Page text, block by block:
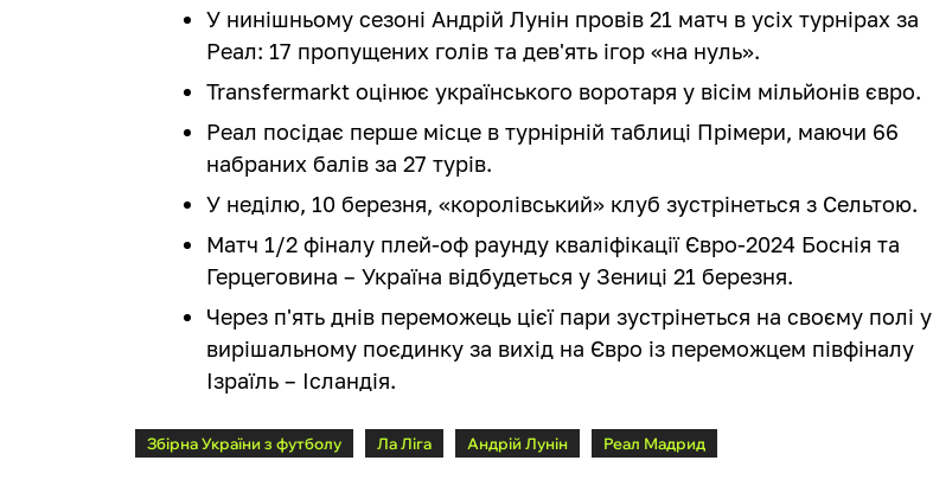
У нинішньому сезоні Андрій Лунін провів 21 матч в усіх турнірах за
Реал: 17 пропущених голів та дев'ять ігор «на нуль».
Transfermarkt оцінює українського воротаря у вісім мільйонів євро.
Реал посідає перше місце в турнірній таблиці Прімери, маючи 66
набраних балів за 27 турів.
У неділю, 10 березня, «королівський» клуб зустрінеться з Сельтою.
Матч 1/2 фіналу плей-оф раунду кваліфікації Євро-2024 Боснія та
Герцеговина – Україна відбудеться у Зениці 21 березня.
Через п'ять днів переможець цієї пари зустрінеться на своєму полі у
вирішальному поєдинку за вихід на Євро із переможцем півфіналу
Ізраїль – Ісландія.
Збірна України з футболу Ла Ліга Андрій Лунін Реал Мадрид